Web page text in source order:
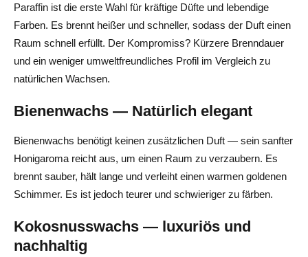
Kann man ätherische Öle in Kerzen verwenden?
Bei welcher Temperatur gießt man Sojawachs ein?
Wie lange sollte man eine Kerze aushärten lassen, bevor
Paraffin ist die erste Wahl für kräftige Düfte und lebendige
Farben. Es brennt heißer und schneller, sodass der Duft einen
Raum schnell erfüllt. Der Kompromiss? Kürzere Brenndauer
und ein weniger umweltfreundliches Profil im Vergleich zu
natürlichen Wachsen.
Bienenwachs — Natürlich elegant
Bienenwachs benötigt keinen zusätzlichen Duft — sein sanfter
Honigaroma reicht aus, um einen Raum zu verzaubern. Es
brennt sauber, hält lange und verleiht einen warmen goldenen
Schimmer. Es ist jedoch teurer und schwieriger zu färben.
Kokosnusswachs — luxuriös und
nachhaltig